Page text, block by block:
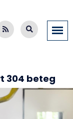
304 beteg